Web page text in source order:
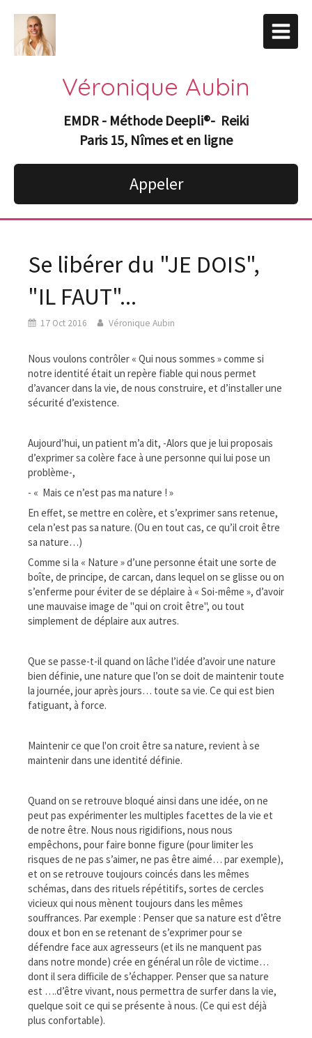
Véronique Aubin
EMDR - Méthode Deepli®- Reiki
Paris 15, Nîmes et en ligne
Appeler
Se libérer du "JE DOIS",
"IL FAUT"...
17 Oct 2016 Véronique Aubin
Nous voulons contrôler « Qui nous sommes » comme si
notre identité était un repère fiable qui nous permet
d’avancer dans la vie, de nous construire, et d’installer une
sécurité d’existence.
Aujourd’hui, un patient m’a dit, -Alors que je lui proposais
d’exprimer sa colère face à une personne qui lui pose un
problème-,
- « Mais ce n’est pas ma nature ! »
En effet, se mettre en colère, et s’exprimer sans retenue,
cela n’est pas sa nature. (Ou en tout cas, ce qu’il croit être
sa nature…)
Comme si la « Nature » d’une personne était une sorte de
boîte, de principe, de carcan, dans lequel on se glisse ou on
s’enferme pour éviter de se déplaire à « Soi-même », d’avoir
une mauvaise image de "qui on croit être", ou tout
simplement de déplaire aux autres.
Que se passe-t-il quand on lâche l’idée d’avoir une nature
bien définie, une nature que l’on se doit de maintenir toute
la journée, jour après jours… toute sa vie. Ce qui est bien
fatiguant, à force.
Maintenir ce que l'on croit être sa nature, revient à se
maintenir dans une identité définie.
Quand on se retrouve bloqué ainsi dans une idée, on ne
peut pas expérimenter les multiples facettes de la vie et
de notre être. Nous nous rigidifions, nous nous
empêchons, pour faire bonne figure (pour limiter les
risques de ne pas s’aimer, ne pas être aimé… par exemple),
et on se retrouve toujours coincés dans les mêmes
schémas, dans des rituels répétitifs, sortes de cercles
vicieux qui nous mènent toujours dans les mêmes
souffrances. Par exemple : Penser que sa nature est d’être
doux et bon en se retenant de s’exprimer pour se
défendre face aux agresseurs (et ils ne manquent pas
dans notre monde) crée en général un rôle de victime…
dont il sera difficile de s’échapper. Penser que sa nature
est ….d’être vivant, nous permettra de surfer dans la vie,
quelque soit ce qui se présente à nous. (Ce qui est déjà
plus confortable).